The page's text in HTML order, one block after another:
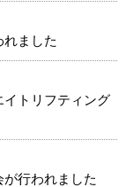
ました
トリフティング
行われました